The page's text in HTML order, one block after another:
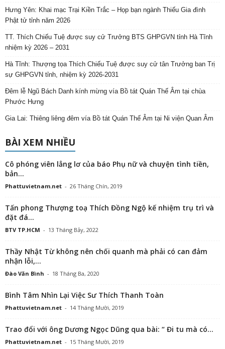
Hưng Yên: Khai mạc Trại Kiền Trắc – Họp bạn ngành Thiếu Gia đình
Phật tử tỉnh năm 2026
TT. Thích Chiếu Tuệ được suy cử Trưởng BTS GHPGVN tỉnh Hà Tĩnh
nhiệm kỳ 2026 – 2031
Hà Tĩnh: Thượng tọa Thích Chiếu Tuệ được suy cử tân Trưởng ban Trị
sự GHPGVN tỉnh, nhiệm kỳ 2026-2031
Đêm lễ Ngũ Bách Danh kính mừng vía Bồ tát Quán Thế Âm tại chùa
Phước Hưng
Gia Lai: Thiêng liêng đêm vía Bồ tát Quán Thế Âm tại Ni viện Quan Âm
BÀI XEM NHIỀU
Cô phóng viên lẳng lơ của báo Phụ nữ và chuyện tình tiền,
bản...
Phattuvietnam.net - 26 Tháng Chín, 2019
Tấn phong Thượng toạ Thích Đồng Ngộ kế nhiệm trụ trì và
đặt đá...
BTV TP.HCM - 13 Tháng Bảy, 2022
Thầy Nhật Từ không nên chối quanh mà phải có can đảm
nhận lỗi,...
Đào Văn Bình - 18 Tháng Ba, 2020
Bình Tâm Nhìn Lại Việc Sư Thích Thanh Toàn
Phattuvietnam.net - 14 Tháng Mười, 2019
Trao đổi với ông Dương Ngọc Dũng qua bài: “ Đi tu mà có...
Phattuvietnam.net - 15 Tháng Mười, 2019